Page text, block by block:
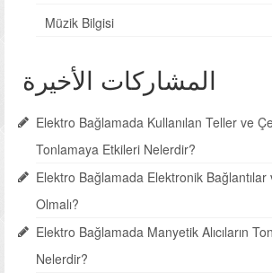
Müzik Bilgisi
المشاركات الأخيرة
Elektro Bağlamada Kullanılan Teller ve
Tonlamaya Etkileri Nelerdir?
Elektro Bağlamada Elektronik Bağlantılar
Olmalı?
Elektro Bağlamada Manyetik Alıcıların
Nelerdir?